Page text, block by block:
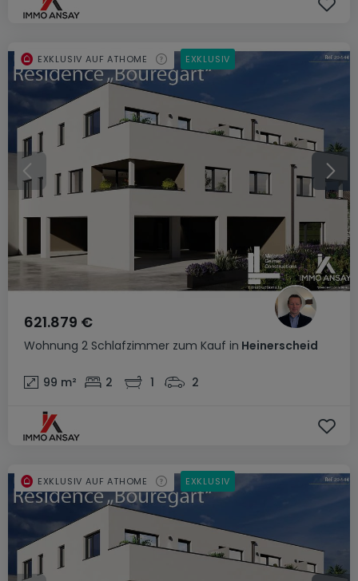
Wohnung 2 Schlafzimmer zum Kauf in Heinerscheid
621.879 €
99 m² 2 1 2
EXKLUSIV AUF ATHOME EXKLUSIV
EXKLUSIV AUF ATHOME EXKLUSIV